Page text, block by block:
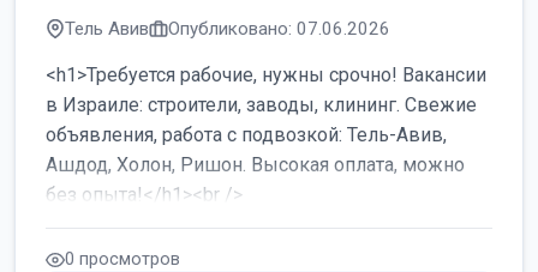
Тель Авив Опубликовано: 07.06.2026
<h1>Требуется рабочие, нужны срочно! Вакансии
в Израиле: строители, заводы, клининг. Свежие
объявления, работа с подвозкой: Тель-Авив,
Ашдод, Холон, Ришон. Высокая оплата, можно
без опыта!</h1><br />
...
0 просмотров